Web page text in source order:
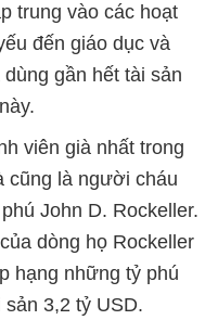
trung vào các hoạt
đến giáo dục và
gần hết tài sản
viên già nhất trong
cũng là người cháu
John D. Rockeller.
dòng họ Rockeller
hạng những tỷ phú
3,2 tỷ USD.